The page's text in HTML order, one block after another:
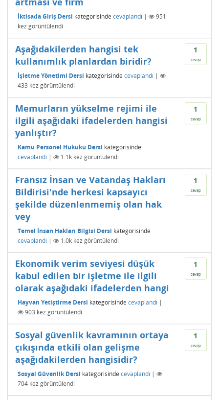
İktisada Giriş Dersi kategorisinde cevaplandı |
951
kez görüntülendi
1
cevap
Aşağıdakilerden hangisi tek
kullanımlık planlardan biridir?
İşletme Yönetimi Dersi kategorisinde cevaplandı |
433 kez görüntülendi
1
cevap
Memurların yükselme rejimi ile
ilgili aşağıdaki ifadelerden hangisi
yanlıştır?
Kamu Personel Hukuku Dersi kategorisinde
cevaplandı | 1.1k kez görüntülendi
1
cevap
Fransız İnsan ve Vatandaş Hakları
Bildirisi'nde herkesi kapsayıcı
şekilde düzenlenmemiş olan hak
vey
Temel İnsan Hakları Bilgisi Dersi kategorisinde
cevaplandı | 1.0k kez görüntülendi
1
cevap
Ekonomik verim seviyesi düşük
kabul edilen bir işletme ile ilgili
olarak aşağıdaki ifadelerden hangi
Hayvan Yetiştirme Dersi kategorisinde cevaplandı |
903 kez görüntülendi
1
cevap
Sosyal güvenlik kavramının ortaya
çıkışında etkili olan gelişme
aşağıdakilerden hangisidir?
Sosyal Güvenlik Dersi kategorisinde cevaplandı |
704 kez görüntülendi